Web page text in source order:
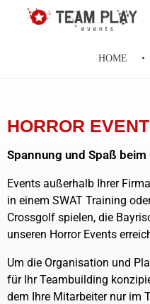
HOME
HORROR
Spannung und Spaß beim
Events außerhalb Ihrer
in einem SWAT Training
Crossgolf spielen, die
unseren Horror Events
Um die Organisation und
für Ihr Teambuilding
dem Ihre Mitarbeiter nur im